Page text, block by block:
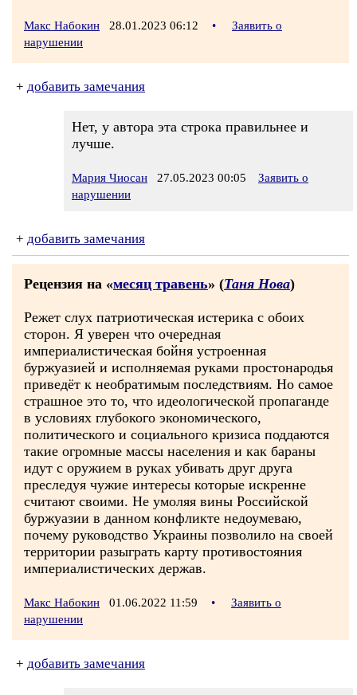
Макс Набокин 28.01.2023 06:12 •
Заявить о
нарушении
+ добавить замечания
Нет, у автора эта строка правильнее и
лучше.
Мария Чиосан 27.05.2023 00:05
Заявить о
нарушении
+ добавить замечания
Рецензия на «месяц травень» (Таня Нова)
Режет слух патриотическая истерика с обоих
сторон. Я уверен что очередная
империалистическая бойня устроенная
буржуазией и исполняемая руками простонародья
приведёт к необратимым последствиям. Но самое
страшное это то, что идеологической пропаганде
в условиях глубокого экономического,
политического и социального кризиса поддаются
такие огромные массы населения и как бараны
идут с оружием в руках убивать друг друга
преследуя чужие интересы которые искренне
считают своими. Не умоляя вины Российской
буржуазии в данном конфликте недоумеваю,
почему руководство Украины позволило на своей
территории разыграть карту противостояния
империалистических держав.
Макс Набокин 01.06.2022 11:59 •
Заявить о
нарушении
+ добавить замечания